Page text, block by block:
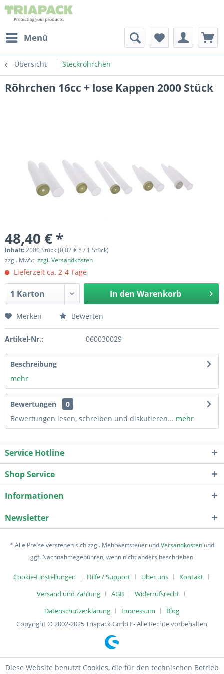
Menü
Übersicht Steckröhrchen
Röhrchen 16cc + lose Kappen 2000 Stück
48,40 € *
Inhalt:2000 Stück (0,02 € * / 1 Stück)
zzgl. MwSt.zzgl. Versandkosten
Lieferzeit ca. 2-4 Tage
In den Warenkorb
Merken Bewerten
Artikel-Nr.: 060030029
Beschreibung
mehr
Bewertungen
0
Bewertungen lesen, schreiben und diskutieren... mehr
Service Hotline
Shop Service
Informationen
Newsletter
* Alle Preise verstehen sich zzgl. Mehrwertsteuer undVersandkostenund
ggf. Nachnahmegebühren, wenn nicht anders beschrieben
Cookie-Einstellungen Hilfe / Support Über uns
Kontakt
Versand und Zahlung
AGB
Widerrufsrecht
Datenschutzerklärung
Impressum
Blog
Copyright © 2002-2025 Triapack GmbH - Alle Rechte vorbehalten
Diese Website benutzt Cookies, die für den technischen Betrieb